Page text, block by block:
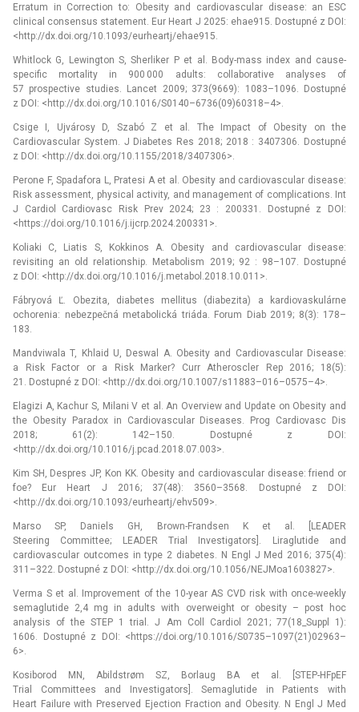
Erratum in Correction to: Obesity and cardiovascular disease: an ESC
clinical consensus statement. Eur Heart J 2025: ehae915. Dostupné z DOI:
<http://dx.doi.org/10.1093/eurheartj/ehae915.
Whitlock G, Lewington S, Sherliker P et al. Body-mass index and cause-
specific mortality in 900 000 adults: collaborative analyses of
57 prospective studies. Lancet 2009; 373(9669): 1083–1096. Dostupné
z DOI: <http://dx.doi.org/10.1016/S0140–6736(09)60318–4>.
Csige I, Ujvárosy D, Szabó Z et al. The Impact of Obesity on the
Cardiovascular System. J Diabetes Res 2018; 2018 : 3407306. Dostupné
z DOI: <http://dx.doi.org/10.1155/2018/3407306>.
Perone F, Spadafora L, Pratesi A et al. Obesity and cardiovascular disease:
Risk assessment, physical activity, and management of complications. Int
J Cardiol Cardiovasc Risk Prev 2024; 23 : 200331. Dostupné z DOI:
<https://doi.org/10.1016/j.ijcrp.2024.200331>.
Koliaki C, Liatis S, Kokkinos A. Obesity and cardiovascular disease:
revisiting an old relationship. Metabolism 2019; 92 : 98–107. Dostupné
z DOI: <http://dx.doi.org/10.1016/j.metabol.2018.10.011>.
Fábryová Ľ. Obezita, diabetes mellitus (diabezita) a kardiovaskulárne
ochorenia: nebezpečná metabolická triáda. Forum Diab 2019; 8(3): 178–
183.
Mandviwala T, Khlaid U, Deswal A. Obesity and Cardiovascular Disease:
a Risk Factor or a Risk Marker? Curr Atheroscler Rep 2016; 18(5):
21. Dostupné z DOI: <http://dx.doi.org/10.1007/s11883–016–0575–4>.
Elagizi A, Kachur S, Milani V et al. An Overview and Update on Obesity and
the Obesity Paradox in Cardiovascular Diseases. Prog Cardiovasc Dis
2018; 61(2): 142–150. Dostupné z DOI:
<http://dx.doi.org/10.1016/j.pcad.2018.07.003>.
Kim SH, Despres JP, Kon KK. Obesity and cardiovascular disease: friend or
foe? Eur Heart J 2016; 37(48): 3560–3568. Dostupné z DOI:
<http://dx.doi.org/10.1093/eurheartj/ehv509>.
Marso SP, Daniels GH, Brown-Frandsen K et al. [LEADER
Steering Committee; LEADER Trial Investigators]. Liraglutide and
cardiovascular outcomes in type 2 diabetes. N Engl J Med 2016; 375(4):
311–322. Dostupné z DOI: <http://dx.doi.org/10.1056/NEJMoa1603827>.
Verma S et al. Improvement of the 10-year AS CVD risk with once-weekly
semaglutide 2,4 mg in adults with overweight or obesity –⁠ post hoc
analysis of the STEP 1 trial. J Am Coll Cardiol 2021; 77(18_Suppl 1):
1606. Dostupné z DOI: <https://doi.org/10.1016/S0735–1097(21)02963–
6>.
Kosiborod MN, Abildstrøm SZ, Borlaug BA et al. [STEP-HFpEF
Trial Committees and Investigators]. Semaglutide in Patients with
Heart Failure with Preserved Ejection Fraction and Obesity. N Engl J Med